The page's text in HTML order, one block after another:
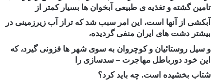
تامین گشته و تغذیه ی طبیعی آبخوان ها بسیار کمتر از
آبکشی از آنها است، این امر سبب شد که تراز آب زیرزمینی در
بیشتر دشت های ایران منفی گردیده،
و سیل روستائیان و کوچروان به سوی شهر ها فزونی گیرد، که
این خود دورباطل مهاجرت – سدسازی را
شتاب بخشیده است. چه باید کرد؟